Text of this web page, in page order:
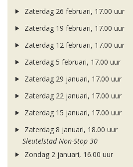
Zaterdag 26 februari, 17.00 uur
Zaterdag 19 februari, 17.00 uur
Zaterdag 12 februari, 17.00 uur
Zaterdag 5 februari, 17.00 uur
Zaterdag 29 januari, 17.00 uur
Zaterdag 22 januari, 17.00 uur
Zaterdag 15 januari, 17.00 uur
Zaterdag 8 januari, 18.00 uur
Sleutelstad Non-Stop 30
Zondag 2 januari, 16.00 uur